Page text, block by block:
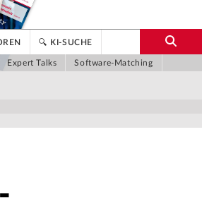
🔍 KI-SUCHE
Expert Talks Software-Matching